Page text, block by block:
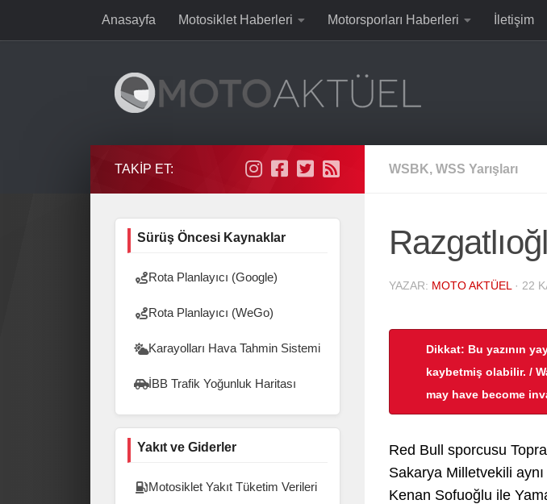
Skip to contentAnasayfa Motosiklet Haberleri Motorsporları Haberleri İletişim
WSBK, WSS Yarışları
YAZAR: MOTO AKTÜEL · 22
Dikkat: Bu yazının
kaybetmiş olabilir. /
may have become
Red Bull sporcusu
Sakarya Milletvekili
Kenan Sofuoğlu ile
TAKIP ET:
Sürüş Öncesi Kaynaklar
Rota Planlayıcı (Google)
Rota Planlayıcı (WeGo)
Karayolları Hava Tahmin Sistemi
İBB Trafik Yoğunluk Haritası
Yakıt ve Giderler
Motosiklet Yakıt Tüketim Verileri